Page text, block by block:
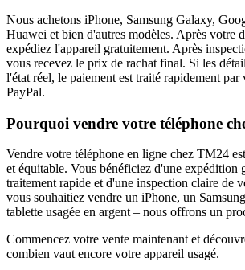
Nous achetons iPhone, Samsung Galaxy,
Huawei et bien d'autres modèles. Après votre
expédiez l'appareil gratuitement. Après
vous recevez le prix de rachat final. Si les
l'état réel, le paiement est traité rapidement par
PayPal.
Pourquoi vendre votre téléphone
Vendre votre téléphone en ligne chez TM24
et équitable. Vous bénéficiez d'une expédition
traitement rapide et d'une inspection claire de
vous souhaitiez vendre un iPhone, un
tablette usagée en argent – nous offrons un
Commencez votre vente maintenant et
combien vaut encore votre appareil usagé.